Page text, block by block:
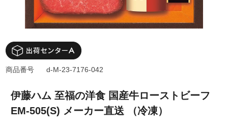
伊藤ハム 至福の洋食 国産牛ローストビーフ
EM-505(S) メーカー直送 （冷凍）
商品番号 d-M-23-7176-042